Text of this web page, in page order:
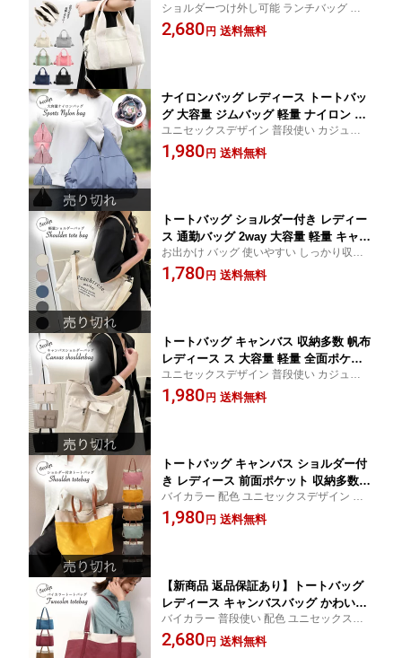
おしゃれ マチあり 大きめ 大人 仕切り
付き かわいい 通勤 バッグ 肩掛け カバ
ショルダーつけ外し可能 ランチバッグ 無地
トートバッグ ビジネスバッグ 大学生 オシ
ャレ 可愛い 使いやすい ファスナー付き ピ
2,680 円 送料無料
ナイロンバッグ レディース トートバッ
グ 大容量 ジムバッグ 軽量 ナイロン ナ
イロントート 軽い 肩がけ スポーツバッ
グ 旅行 バック かばん かわいい おしゃ
ユニセックスデザイン 普段使い カジュアル
可愛い かわいい おしゃれ 大人 大きい はっ
水 防水 無地 女性 PC パソコン 通勤バッグ
1,980 円 送料無料
トートバッグ ショルダー付き レディー
ス 通勤バッグ 2way 大容量 軽量 キャン
バス バッグ 取り外し可能 チャック付き
大容量 軽い 肩がけ 旅行 バック かばん
お出かけ バッグ 使いやすい しっかり収納
キャンバス生地 大人 カジュアル
1,780 円 送料無料
トートバッグ キャンバス 収納多数 帆布
レディース ス 大容量 軽量 全面ポケッ
ト 通勤 通学 マグネット付き 軽い 肩が
け 旅行 バック かばん かわいい おしゃ
ユニセックスデザイン 普段使い カジュアル
可愛い かわいい おしゃれ 大人 大きい 女性
PC パソコン 使いやすい お出かけ
1,980 円 送料無料
トートバッグ キャンバス ショルダー付
き レディース 前面ポケット 収納多数
斜めがけ 2way 帆布 大容量 軽量 通勤
通学 軽い 肩がけ バック かばん かわい
バイカラー 配色 ユニセックスデザイン 普
段使い カジュアル 鞄 可愛い かわいい おし
ゃれ 大人 大きい 女性 PC パソコン 使いや
1,980 円 送料無料
【新商品 返品保証あり】トートバッグ
レディース キャンバスバッグ かわいい
バッグ おしゃれ 可愛い 無地 A4 収納 帆
布 マザーズバッグ お出掛け 収納多数
バイカラー 普段使い 配色 ユニセックスデ
ザイン カジュアル 可愛い かわいい おしゃ
れ 大人 大きい 女性 PC パソコン 使いやす
2,680 円 送料無料